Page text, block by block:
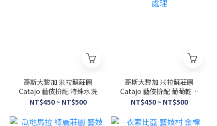
哥斯大黎加 米拉蘇莊園
Catajo 藝伎拚配 特殊水洗
NT$450 ~ NT$500
哥斯大黎加 米拉蘇莊園
Catajo 藝伎拚配 葡萄乾蜜
處理
NT$450 ~ NT$500